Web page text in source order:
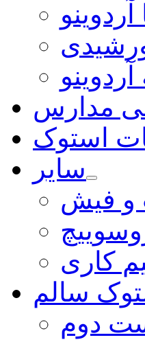
مدارس
استوک
سایر
و فیش
کاری
سالم
دوم